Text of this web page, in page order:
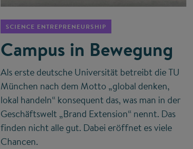
SCIENCE ENTREPRENEURSHIP
Campus in Bewegung
Als erste deutsche Universität betreibt die TU
München nach dem Motto „global denken,
lokal handeln“ konsequent das, was man in der
Geschäftswelt „Brand Extension“ nennt. Das
finden nicht alle gut. Dabei eröffnet es viele
Chancen.